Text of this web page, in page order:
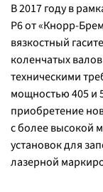
В 2017 году в
Р6 от «Кнорр-
вязкостный
коленчатых
техническими
мощностью 405 и
приобретение
с более высокой
установок для
лазерной